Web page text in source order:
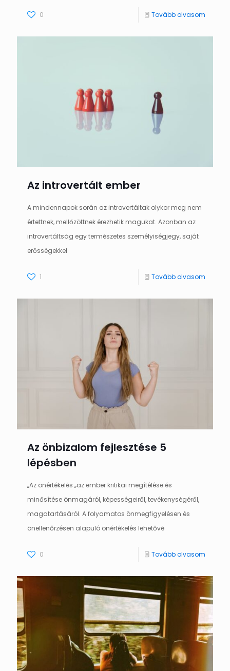
0 Tovább olvasom
Az introvertált ember
A mindennapok során az introvertáltak olykor meg nem
értettnek, mellőzöttnek érezhetik magukat. Azonban az
introvertáltság egy természetes személyiségjegy, saját
erősségekkel
1 Tovább olvasom
Az önbizalom fejlesztése 5
lépésben
„Az önértékelés „az ember kritikai megítélése és
minősítése önmagáról, képességeiről, tevékenységéről,
magatartásáról. A folyamatos önmegfigyelésen és
önellenőrzésen alapuló önértékelés lehetővé
0 Tovább olvasom